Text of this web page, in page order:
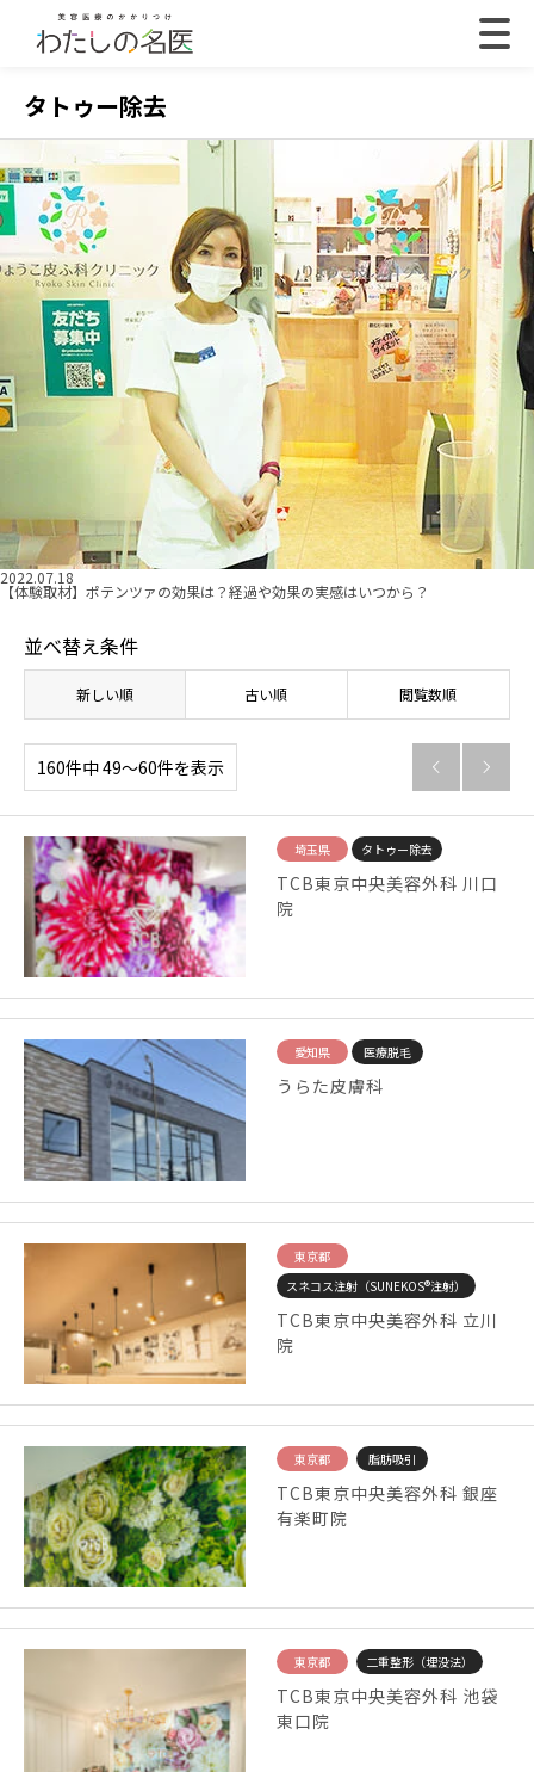
タトゥー除去
2022.07.18
【体験取材】ポテンツァの効果は？経過や効果の実感はいつから？
並べ替え条件
新しい順 古い順 閲覧数順
160件中 49〜60件を表示  
埼玉県 タトゥー除去
TCB東京中央美容外科 川口
院
愛知県 医療脱毛
うらた皮膚科
東京都
スネコス注射（SUNEKOS®注射）
TCB東京中央美容外科 立川
院
東京都 脂肪吸引
TCB東京中央美容外科 銀座
有楽町院
東京都 二重整形（埋没法）
TCB東京中央美容外科 池袋
東口院